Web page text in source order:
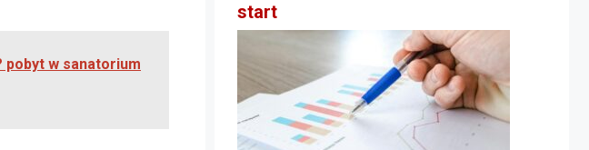
pobyt w sanatorium
start